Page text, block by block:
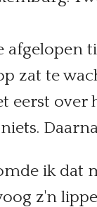
afgelopen
zat te
eerst
ik dat
z'n